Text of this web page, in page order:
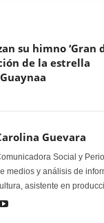
su himno ‘Gran
de la estrella
Guevara
Social y
medios y análisis de
asistente en